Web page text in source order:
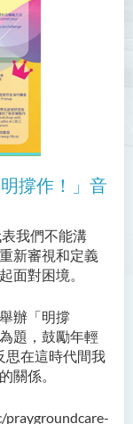
撐作！」音
我們不能溝
新審視和定義
面對困境。
辦「明撐
題，鼓勵年輕
思在這時代間我
關係。
praygroundcare-